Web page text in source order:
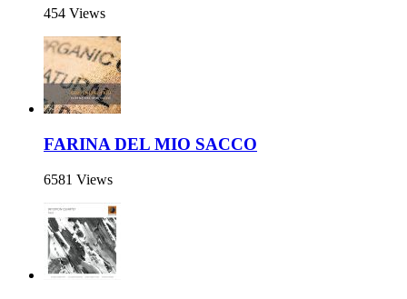
454 Views
FARINA DEL MIO SACCO
6581 Views